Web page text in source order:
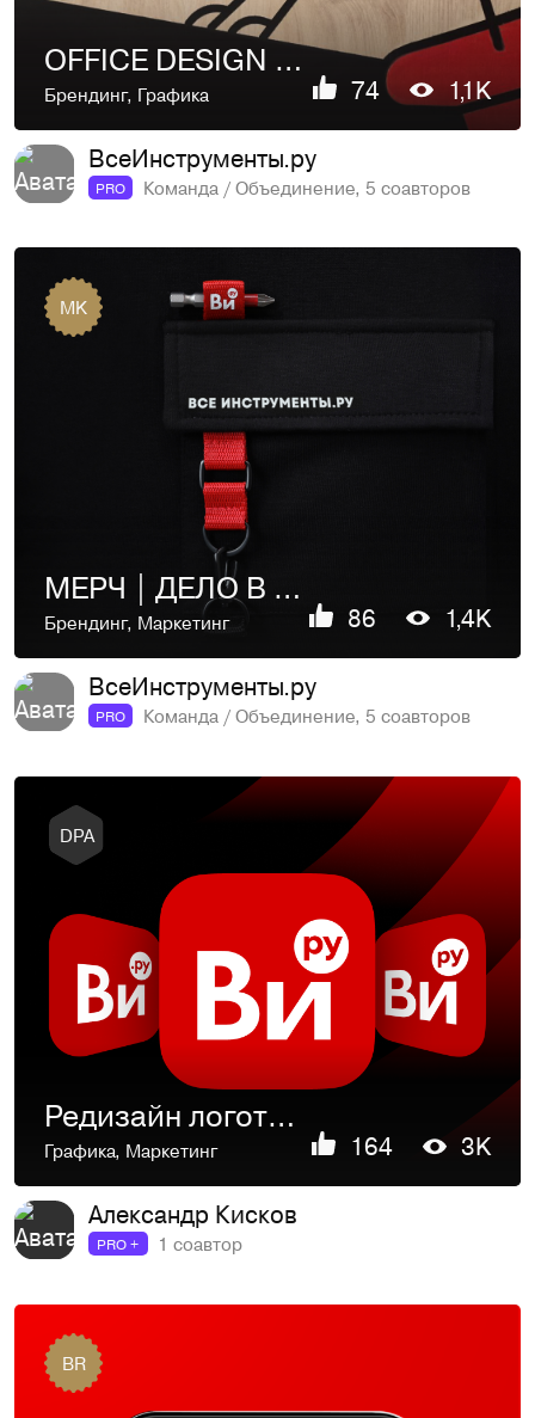
OFFICE DESIGN | VI.RU
Брендинг, Графика 74
1,1K
ВсеИнструменты.ру
PRO Команда / Объединение, 5 соавторов
MK
МЕРЧ | ДЕЛО В ДЕТАЛЯХ | VI.RU
Брендинг, Маркетинг 86
1,4K
ВсеИнструменты.ру
PRO Команда / Объединение, 5 соавторов
DPA
Редизайн логотипа и графика «ВсеИнструменты.ру»
Графика, Маркетинг 164
3K
Александр Кисков
PRO + 1 соавтор
BR